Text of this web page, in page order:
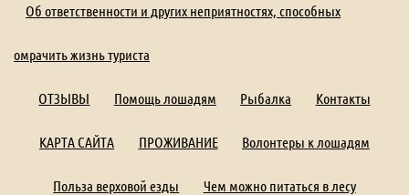
Об ответственности и других неприятностях, способных
омрачить жизнь туриста
ОТЗЫВЫ Помощь лошадям Рыбалка Контакты
КАРТА САЙТА ПРОЖИВАНИЕ Волонтеры к лошадям
Польза верховой езды Чем можно питаться в лесу